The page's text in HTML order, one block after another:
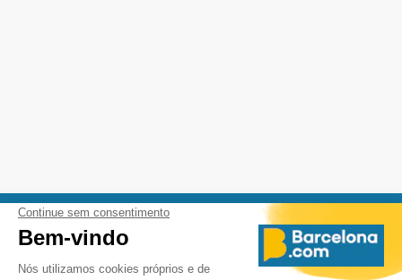
Orgulhosos de colaborar com as principais instituições culturais e turísticas de Barcelona.